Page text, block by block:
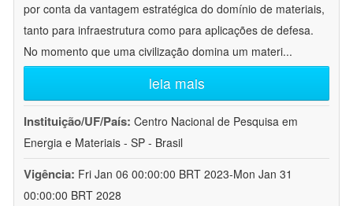
por conta da vantagem estratégica do domínio de materiais,
tanto para infraestrutura como para aplicações de defesa.
No momento que uma civilização domina um materi...
leia mais
Instituição/UF/País: Centro Nacional de Pesquisa em
Energia e Materiais - SP - Brasil
Vigência: Fri Jan 06 00:00:00 BRT 2023-Mon Jan 31
00:00:00 BRT 2028